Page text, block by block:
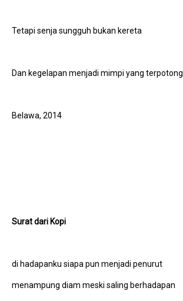
Tetapi senja sungguh bukan kereta
Dan kegelapan menjadi mimpi yang terpotong
Belawa, 2014
Surat dari Kopi
di hadapanku siapa pun menjadi penurut
menampung diam meski saling berhadapan